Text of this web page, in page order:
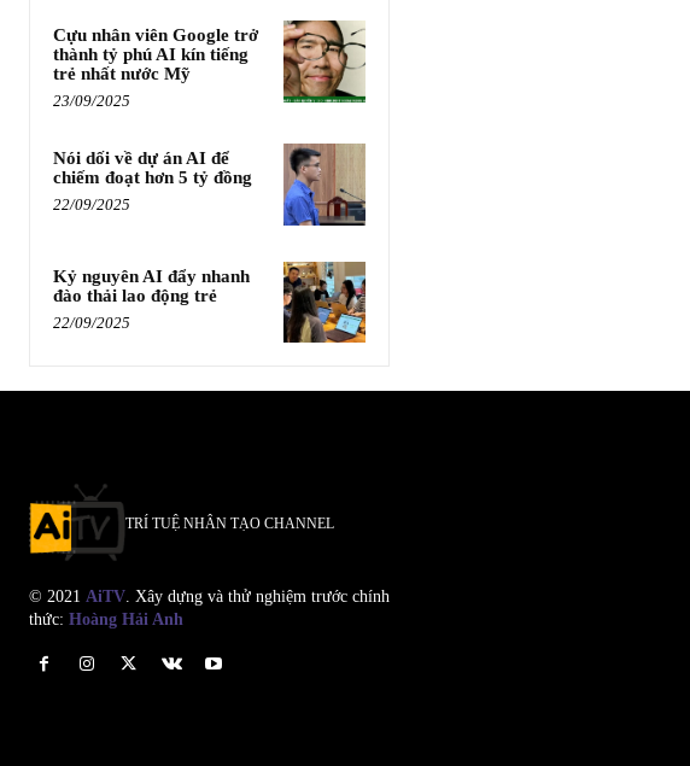
Cựu nhân viên Google trở
thành tỷ phú AI kín tiếng
trẻ nhất nước Mỹ
23/09/2025
Nói dối về dự án AI để
chiếm đoạt hơn 5 tỷ đồng
22/09/2025
Kỷ nguyên AI đẩy nhanh
đào thải lao động trẻ
22/09/2025
TRÍ TUỆ NHÂN TẠO CHANNEL
© 2021 AiTV . Xây dựng và thử nghiệm trước chính
thức: Hoàng Hải Anh